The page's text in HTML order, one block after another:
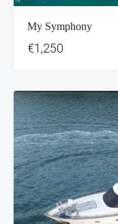
My Symphony
€1,250